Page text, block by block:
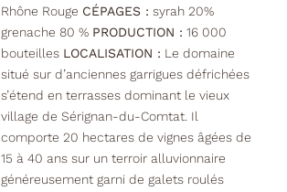
Rhône Rouge CÉPAGES : syrah 20%
grenache 80 % PRODUCTION : 16 000
bouteilles LOCALISATION : Le domaine
situé sur d’anciennes garrigues défrichées
s’étend en terrasses dominant le vieux
village de Sérignan-du-Comtat. Il
comporte 20 hectares de vignes âgées de
15 à 40 ans sur un terroir alluvionnaire
généreusement garni de galets roulés